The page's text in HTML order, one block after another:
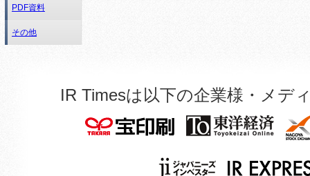
PDF資料
その他
IR Timesは以下の企業様・メデ